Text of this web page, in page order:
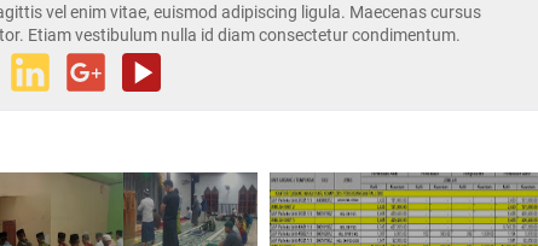
vel enim vitae, euismod adipiscing ligula. Maecenas cursus
Etiam vestibulum nulla id diam consectetur condimentum.